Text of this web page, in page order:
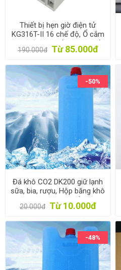
Thiết bị hẹn giờ điện tử
KG316T-II 16 chế độ, Ổ cắm
hẹn giờ trực tiếp công suất
tải 5000W
190.000đ Từ 85.000đ
-50%
Đá khô CO2 DK200 giữ lạnh
sữa, bia, rượu, Hộp băng khô
dạng gel cho quạt điều hòa,
du lịch, phượt
20.000đ Từ 10.000đ
-48%